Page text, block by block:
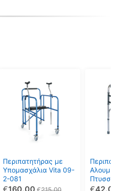
Περιπατητήρας με
Υπομασχάλια Vita 09-
2-081
215.00
€